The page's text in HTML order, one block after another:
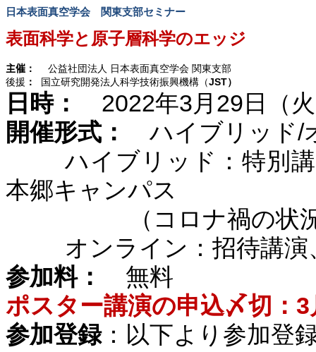
日本表面真空学会 関東支部セミナー
表面科学と原子層科学のエッジ
主催 ： 公益社団法人 日本表面真空学会 関東支部
後援 ： 国立研究開発法人科学技術振興機構（JST）
日時： 2022年3月 29 日（
開催形式：ハイブリッド/
ハイブリッド：特別
本郷キャンパス
（コロナ禍の
オンライン：招待講
参加料： 無料
ポスター講演の申込〆切： 3
参加登録：以下より参加登